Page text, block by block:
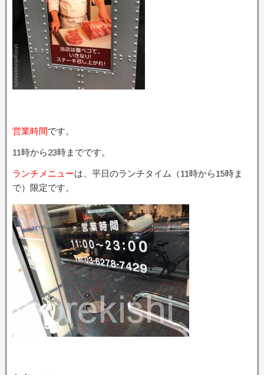
営業時間です。
11時から23時までです。
ランチメニューは、平日のランチタイム（11時から15時ま
で）限定です。